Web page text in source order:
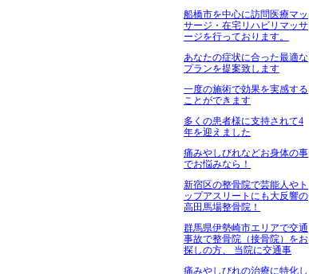
船橋市を中心に訪問医療マッ
サージ・在宅リハビリマッサ
ージを行っております。
あなたの症状に合った最適な
プランを提案致します
一度の施術で効果を実感する
ことができます
多くの患者様に支持されて4
年を迎えました
痛みやしびれなどお身体の事
でお悩みなら！
新宿区の整骨院で芸能人やト
ップアスリートにも大反響の
高田馬場整骨院！
群馬県伊勢崎市エリアで交通
事故で整骨院（接骨院）をお
探しの方、 当院に交通事
痛みやしびれの治療に特化し